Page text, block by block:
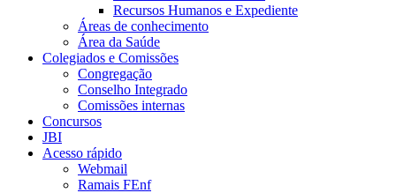
Recursos Humanos e Expediente
Áreas de conhecimento
Área da Saúde
Colegiados e Comissões
Congregação
Conselho Integrado
Comissões internas
Concursos
JBI
Acesso rápido
Webmail
Ramais FEnf